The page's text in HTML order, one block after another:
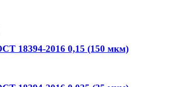
18394-2016 0,15 (150 мкм)